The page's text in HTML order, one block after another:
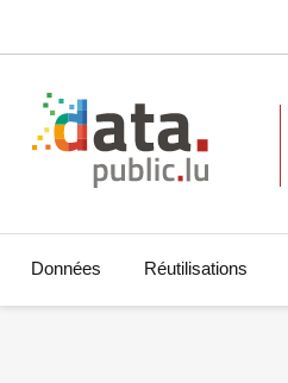
Données Réutilisations